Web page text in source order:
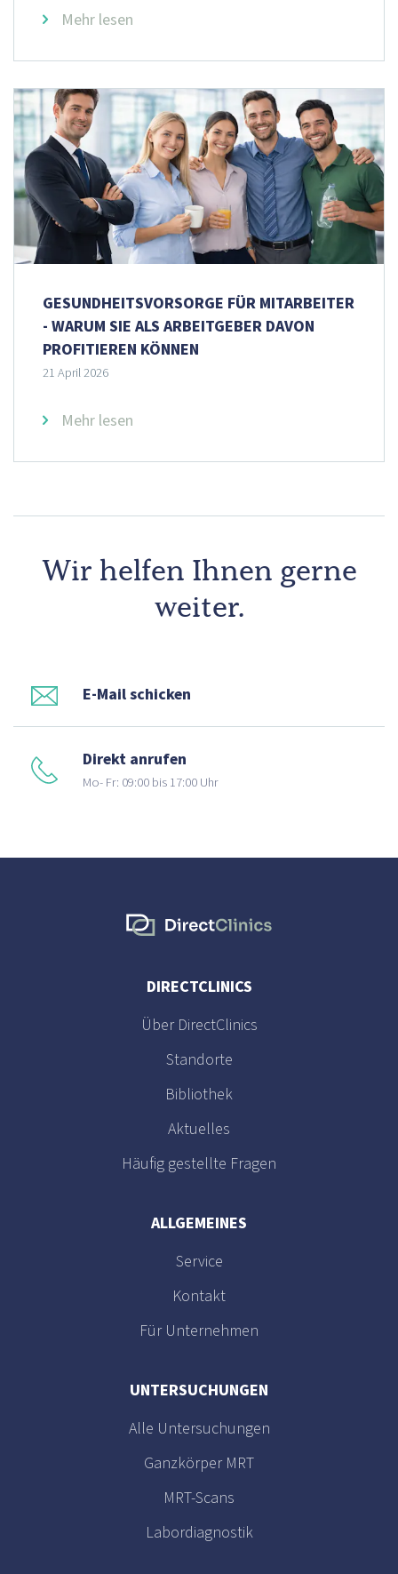
Mehr lesen
GESUNDHEITSVORSORGE FÜR MITARBEITER
- WARUM SIE ALS ARBEITGEBER DAVON
PROFITIEREN KÖNNEN
21 April 2026
Mehr lesen
Wir helfen Ihnen gerne
weiter.
E-Mail schicken
Direkt anrufen
Mo- Fr: 09:00 bis 17:00 Uhr
DIRECTCLINICS
Über DirectClinics
Standorte
Bibliothek
Aktuelles
Häufig gestellte Fragen
ALLGEMEINES
Service
Kontakt
Für Unternehmen
UNTERSUCHUNGEN
Alle Untersuchungen
Ganzkörper MRT
MRT-Scans
Labordiagnostik